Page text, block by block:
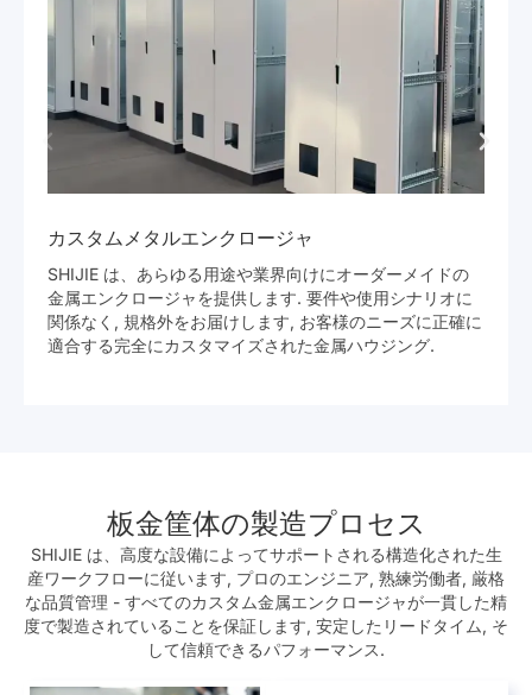
カスタムメタルエンクロージャ
SHIJIE は、あらゆる用途や業界向けにオーダーメイドの
金属エンクロージャを提供します. 要件や使用シナリオに
関係なく, 規格外をお届けします, お客様のニーズに正確に
適合する完全にカスタマイズされた金属ハウジング.
板金筐体の製造プロセス
SHIJIE は、高度な設備によってサポートされる構造化された生
産ワークフローに従います, プロのエンジニア, 熟練労働者, 厳格
な品質管理 - すべてのカスタム金属エンクロージャが一貫した精
度で製造されていることを保証します, 安定したリードタイム, そ
して信頼できるパフォーマンス.